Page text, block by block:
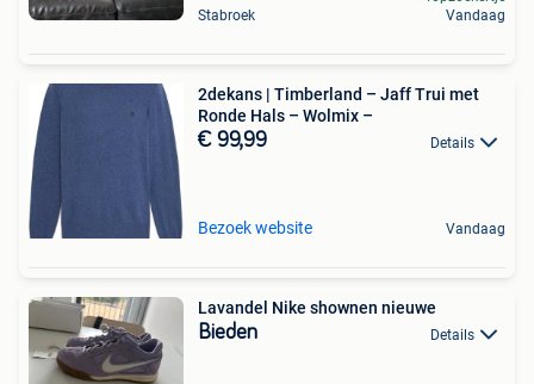
Stabroek
Vandaag
2dekans | Timberland – Jaff Trui met
Ronde Hals – Wolmix –
€ 99,99 Details
Bezoek website Vandaag
Lavandel Nike shownen nieuwe
Bieden Details